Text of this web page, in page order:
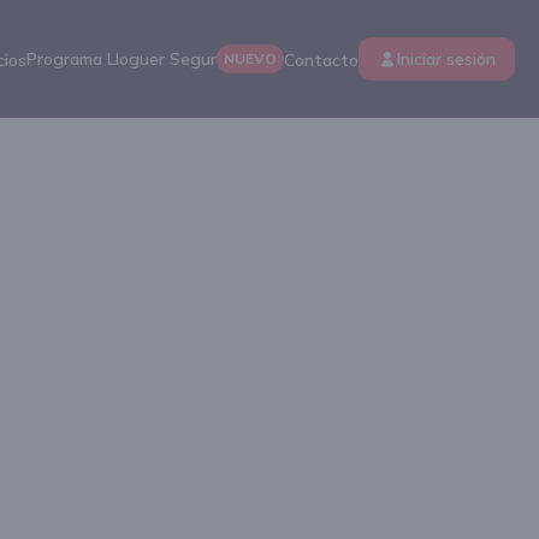
Programa Lloguer Segur NUEVO Contacto Iniciar sesión